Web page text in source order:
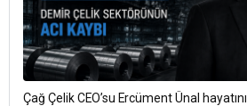
Çağ Çelik CEO’su Ercüment Ünal